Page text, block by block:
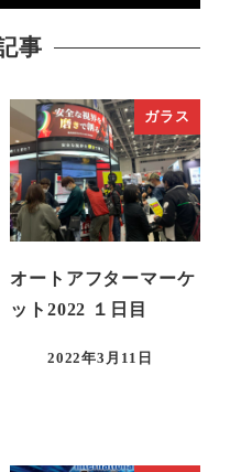
事
ガラス
オートアフターマーケ
ット2022 １日目
投稿日
2022年3月11日